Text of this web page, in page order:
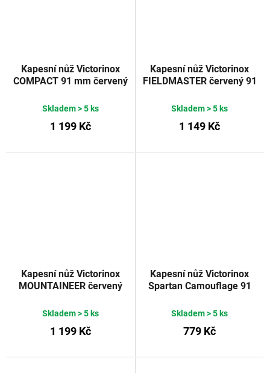
Kapesní nůž Victorinox
COMPACT 91 mm červený
Skladem> 5 ks
1 199 Kč
Kapesní nůž Victorinox
FIELDMASTER červený 91
Skladem> 5 ks
1 149 Kč
Kapesní nůž Victorinox
MOUNTAINEER červený
Skladem> 5 ks
1 199 Kč
Kapesní nůž Victorinox
Spartan Camouflage 91
Skladem> 5 ks
779 Kč